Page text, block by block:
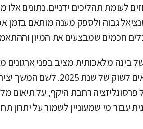
לעומת תהליכים ידניים. נתונים
גבוה ולספק מענה מותאם
חכמים שמבצעים את המיון
בינה מלאכותית מציב בפני
הקלאסי, שהתקיים כשרשרת ליניארית של
רחבת היקף, על תיאום מלא
עבור מי שמעוניין לשמור על יתרון